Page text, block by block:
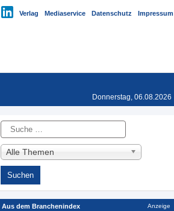
Verlag Mediaservice Datenschutz Impressum
Donnerstag, 06.08.2026
Suche
Alle Themen
Aus dem Branchenindex Anzeige